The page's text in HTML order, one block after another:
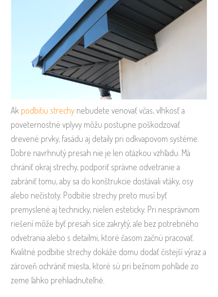
Ak podbitiu strechy nebudete venovať včas, vlhkosť a
poveternostné vplyvy môžu postupne poškodzovať
drevené prvky, fasádu aj detaily pri odkvapovom systéme.
Dobre navrhnutý presah nie je len otázkou vzhľadu. Má
chrániť okraj strechy, podporiť správne odvetranie a
zabrániť tomu, aby sa do konštrukcie dostávali vtáky, osy
alebo nečistoty. Podbitie strechy preto musí byť
premyslené aj technicky, nielen esteticky. Pri nesprávnom
riešení môže byť presah síce zakrytý, ale bez potrebného
odvetrania alebo s detailmi, ktoré časom začnú pracovať.
Kvalitné podbitie strechy dokáže domu dodať čistejší výraz a
zároveň ochrániť miesta, ktoré sú pri bežnom pohľade zo
zeme ľahko prehliadnuteľné.